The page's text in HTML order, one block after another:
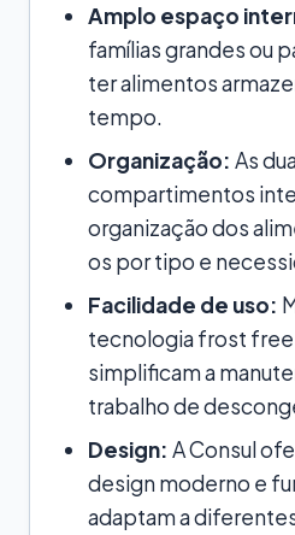
Amplo espaço
famílias grandes ou
ter alimentos
tempo.
Organização: As
compartimentos
organização dos
os por tipo e
Facilidade de uso:
tecnologia frost
simplificam a
trabalho de
Design: A Consul
design moderno e
adaptam a